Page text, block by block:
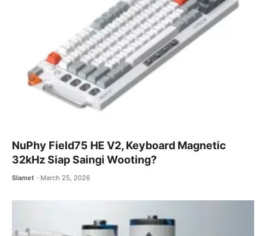
NuPhy Field75 HE V2, Keyboard Magnetic
32kHz Siap Saingi Wooting?
Slamet March 25, 2026